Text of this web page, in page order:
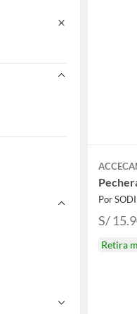
Por
S/
Retira